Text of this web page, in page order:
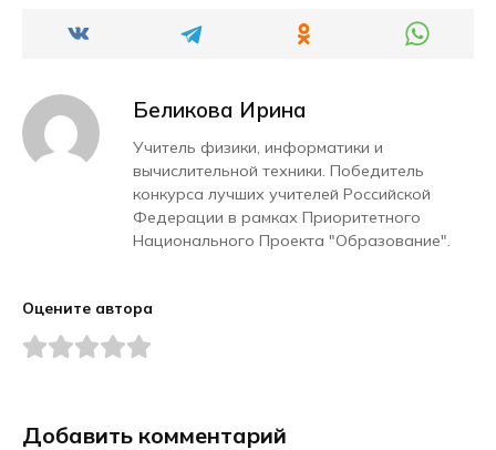
Беликова Ирина
Учитель физики, информатики и
вычислительной техники. Победитель
конкурса лучших учителей Российской
Федерации в рамках Приоритетного
Национального Проекта "Образование".
Оцените автора
Добавить комментарий